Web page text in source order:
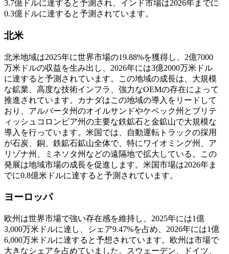
3.7億ドルに達すると予測され、インド市場は2026年までに
0.3億ドルに達すると予測されています。
北米
北米地域は2025年に世界市場の19.88%を獲得し、2億7000
万米ドルの収益を生み出し、2026年には3億2000万米ドル
に達すると予測されています。この地域の成長は、大規模
な鉱業、高度な技術インフラ、強力なOEMの存在によって
推進されています。カナダはこの地域の導入をリードして
おり、アルバータ州のオイルサンドやケベック州とブリテ
ィッシュコロンビア州の主要な鉄鉱石と金鉱山で大規模な
導入を行っています。米国では、自動運転トラックの採用
が石炭、銅、鉄鉱石鉱山全体で、特にワイオミング州、ア
リゾナ州、ミネソタ州などの遠隔地で拡大している。この
発展は地域市場の成長を促進します。米国市場は2026年ま
でに0.8億米ドルに達すると予測されています。
ヨーロッパ
欧州は世界市場で強い存在感を維持し、2025年には1億
3,000万米ドルに達し、シェア9.47%を占め、2026年には1億
6,000万米ドルに達すると予想されています。欧州は市場で
大きなシェアを占めていました。スウェーデン、ドイツ、